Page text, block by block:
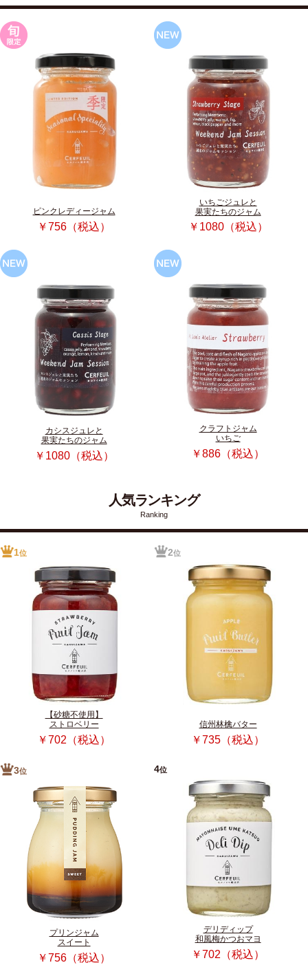
ピンクレディージャム
￥756（税込）
いちごジュレと
果実たちのジャム
￥1080（税込）
カシスジュレと
果実たちのジャム
￥1080（税込）
クラフトジャム
いちご
￥886（税込）
人気ランキング
Ranking
1位
【砂糖不使用】
ストロベリー
￥702（税込）
2位
信州林檎バター
￥735（税込）
3位
プリンジャム
スイート
￥756（税込）
4位
デリディップ
和風梅かつおマヨ
￥702（税込）